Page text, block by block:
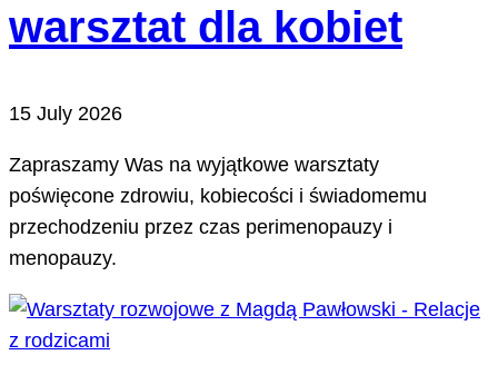
warsztat dla kobiet
15 July 2026
Zapraszamy Was na wyjątkowe warsztaty
poświęcone zdrowiu, kobiecości i świadomemu
przechodzeniu przez czas perimenopauzy i
menopauzy.